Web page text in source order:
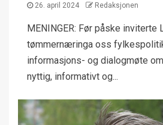
26. april 2024 Redaksjonen
MENINGER: Før påske inviterte
tømmernæringa oss
informasjons- og dialogmøte
nyttig, informativt og...